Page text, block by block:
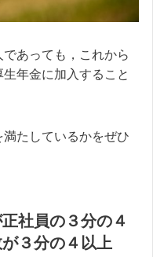
あっても，これから
年金に加入すること
たしているかをぜひ
社員の３分の４
３分の４以上